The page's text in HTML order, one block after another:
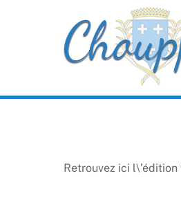
Retrouvez ici